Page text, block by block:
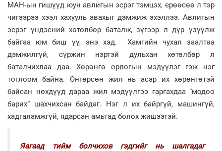
МАН-ын гишүүд юун авлигын эсрэг тэмцэх, ерөөсөө л тэр
чигээрээ хээл хахууль авахыг дэмжиж эхэллээ. Авлигын
эсрэг үндэсний хөтөлбөр баталж, зүгээр л дүр үзүүлж
байгаа юм биш үү, энэ хэд. Хамгийн чухал заалтаа
дэмжилгүй, сүржин нэртэй дульхан хөтөлбөр л
баталчихлаа даа. Хөрөнгө орлогын мэдүүлэг гэж нэг
тоглоом байна. Өнгөрсөн жил нь асар их хөрөнгөтэй
байсан нөхдүүд дараа жил мэдүүлгээ гаргахдаа “модоо
барих” шахчихсан байдаг. Нэг л их байргүй, машингүй,
хадгаламжгүй, ядарсан амьтад болох жишээтэй.
Яагаад тийм болчихов гэдгийг нь шалгадаг